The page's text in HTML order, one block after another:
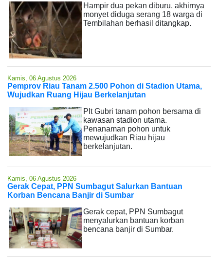
Hampir dua pekan diburu, akhirnya
monyet diduga serang 18 warga di
Tembilahan berhasil ditangkap.
Kamis, 06 Agustus 2026
Pemprov Riau Tanam 2.500 Pohon di Stadion Utama,
Wujudkan Ruang Hijau Berkelanjutan
Plt Gubri tanam pohon bersama di
kawasan stadion utama.
Penanaman pohon untuk
mewujudkan Riau hijau
berkelanjutan.
Kamis, 06 Agustus 2026
Gerak Cepat, PPN Sumbagut Salurkan Bantuan
Korban Bencana Banjir di Sumbar
Gerak cepat, PPN Sumbagut
menyalurkan bantuan korban
bencana banjir di Sumbar.